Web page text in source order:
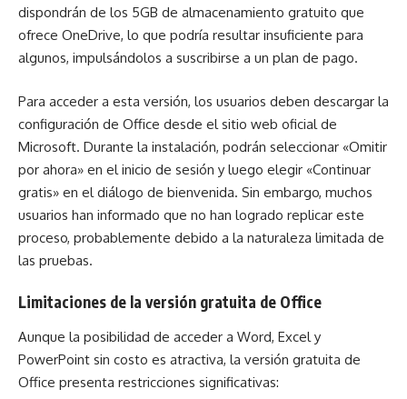
dispondrán de los 5GB de almacenamiento gratuito que
ofrece OneDrive, lo que podría resultar insuficiente para
algunos, impulsándolos a suscribirse a un plan de pago.
Para acceder a esta versión, los usuarios deben descargar la
configuración de Office desde el sitio web oficial de
Microsoft. Durante la instalación, podrán seleccionar «Omitir
por ahora» en el inicio de sesión y luego elegir «Continuar
gratis» en el diálogo de bienvenida. Sin embargo, muchos
usuarios han informado que no han logrado replicar este
proceso, probablemente debido a la naturaleza limitada de
las pruebas.
Limitaciones de la versión gratuita de Office
Aunque la posibilidad de acceder a Word, Excel y
PowerPoint sin costo es atractiva, la versión gratuita de
Office presenta restricciones significativas: